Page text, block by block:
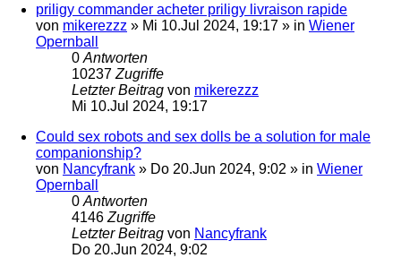
priligy commander acheter priligy livraison rapide
von mikerezzz » Mi 10.Jul 2024, 19:17 » in Wiener
Opernball
0 Antworten
10237 Zugriffe
Letzter Beitrag von mikerezzz
Mi 10.Jul 2024, 19:17
Could sex robots and sex dolls be a solution for male
companionship?
von Nancyfrank » Do 20.Jun 2024, 9:02 » in Wiener
Opernball
0 Antworten
4146 Zugriffe
Letzter Beitrag von Nancyfrank
Do 20.Jun 2024, 9:02